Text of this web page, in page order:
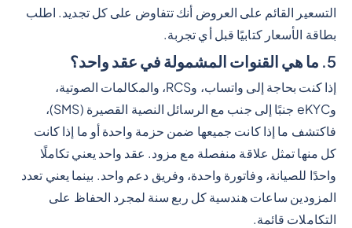
التسعير القائم على العروض أنك تتفاوض على كل تجديد. اطلب
بطاقة الأسعار كتابيًا قبل أي تجربة.
5. ما هي القنوات المشمولة في عقد واحد؟
إذا كنت بحاجة إلى واتساب، وRCS، والمكالمات الصوتية،
وeKYC جنبًا إلى جنب مع الرسائل النصية القصيرة (SMS)،
فاكتشف ما إذا كانت جميعها ضمن حزمة واحدة أو ما إذا كانت
كل منها تمثل علاقة منفصلة مع مزود. عقد واحد يعني تكاملًا
واحدًا للصيانة، وفاتورة واحدة، وفريق دعم واحد. بينما يعني تعدد
المزودين ساعات هندسية كل ربع سنة لمجرد الحفاظ على
التكاملات قائمة.